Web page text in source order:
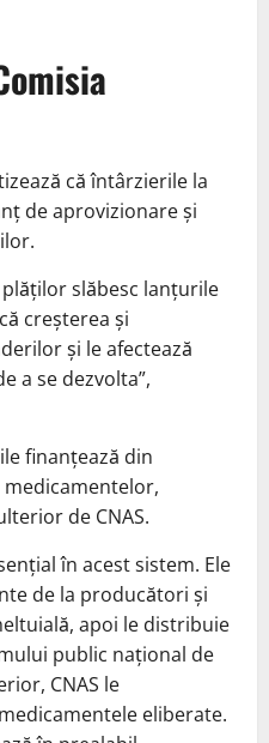
că întârzierile la
de aprovizionare și
slăbesc lanțurile
creșterea și
și le afectează
a se dezvolta”,
finanțează din
de CNAS.
în acest sistem. Ele
de la producători și
apoi le distribuie
public național de
CNAS le
eliberate.